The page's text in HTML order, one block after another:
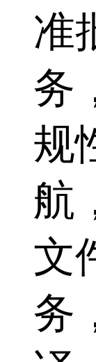
准
务
规
航
文
务